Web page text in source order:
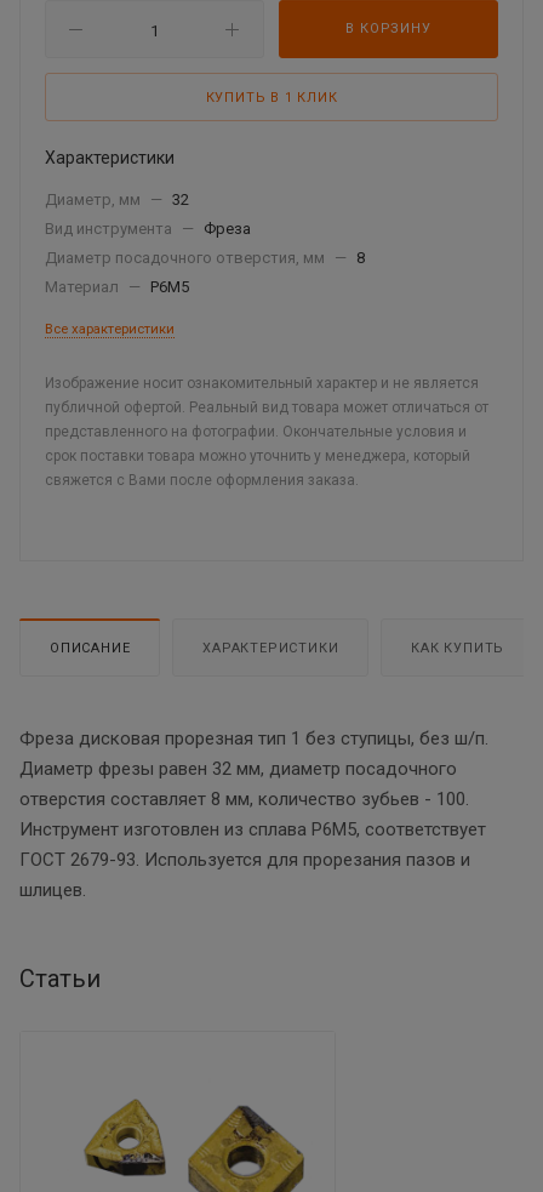
В КОРЗИНУ
КУПИТЬ В 1 КЛИК
Характеристики
Диаметр, мм — 32
Вид инструмента
—
Фреза
Диаметр посадочного отверстия, мм
—
8
Материал
— Р6М5
Все характеристики
Изображение носит ознакомительный характер и не является
публичной офертой. Реальный вид товара может отличаться от
представленного на фотографии. Окончательные условия и
срок поставки товара можно уточнить у менеджера, который
свяжется с Вами после оформления заказа.
ОПИСАНИЕ ХАРАКТЕРИСТИКИ КАК КУПИТЬ
Фреза дисковая прорезная тип 1 без ступицы, без ш/п.
Диаметр фрезы равен 32 мм, диаметр посадочного
отверстия составляет 8 мм, количество зубьев - 100.
Инструмент изготовлен из сплава Р6М5, соответствует
ГОСТ 2679-93. Используется для прорезания пазов и
шлицев.
Статьи